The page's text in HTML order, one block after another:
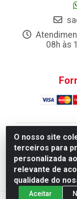
O nosso site
terceiros para
personalizada
relevante de
qualidade do
Aceitar
08h às
Atacadao da
Distribuicao
Industrial